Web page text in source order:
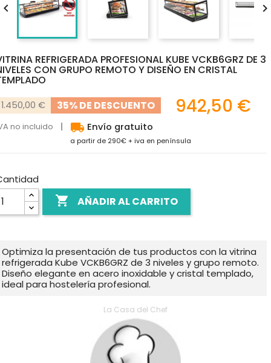
REFRIGERADA PROFESIONAL KUBE VCKB6GRZ DE 3
CON GRUPO REMOTO Y DISEÑO EN CRISTAL
1.450,00 € 35% DE DESCUENTO 942,50 €
no incluido local_shipping Envío gratuito
a partir de 290€ + iva en península
 AÑADIR AL CARRITO
Optimiza la presentación de tus productos con la vitrina
refrigerada Kube VCKB6GRZ de 3 niveles y grupo remoto.
Diseño elegante en acero inoxidable y cristal templado,
ideal para hostelería profesional.
La Casa del Chef